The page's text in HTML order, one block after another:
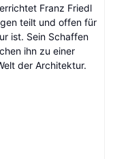
Franz Friedl
teilt und offen für
ist. Sein Schaffen
ihn zu einer
der Architektur.